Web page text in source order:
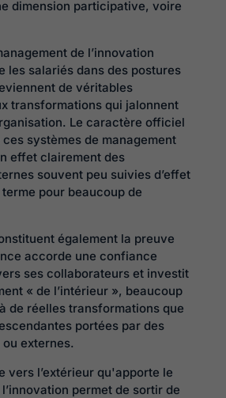
dimension participative, voire
de l’innovation
les salariés dans des postures
de véritables
transformations qui jalonnent
Le caractère officiel
systèmes de management
effet clairement des
souvent peu suivies d’effet
pour beaucoup de
également la preuve
accorde une confiance
ses collaborateurs et investit
« de l’intérieur », beaucoup
de réelles transformations que
portées par des
externes.
vers l’extérieur qu'apporte le
permet de sortir de